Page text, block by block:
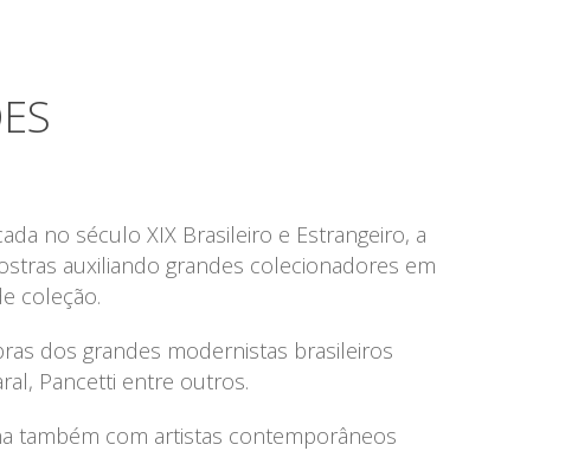
no século XIX Brasileiro e Estrangeiro, a
auxiliando grandes colecionadores em
coleção.
dos grandes modernistas brasileiros
Pancetti entre outros.
também com artistas contemporâneos